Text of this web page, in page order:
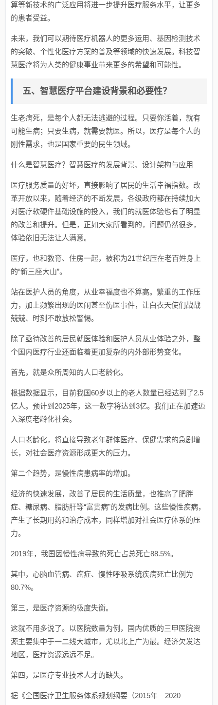
算等新技术的广泛应用将进一步提升医疗服务水平，让更多
的患者受益。
未来，我们可以期待医疗机器人的更多运用、基因检测技术
的突破、个性化医疗方案的普及等领域的快速发展。科技智
慧医疗将为人类的健康事业带来更多的希望和可能性。
五、智慧医疗平台建设背景和必要性？
生老病死，是每个人都无法逃避的过程。只要你活着，就有
可能生病；只要生病，就需要就医。所以，医疗是每个人的
刚性需求，也是国家重要的民生领域。
什么是智慧医疗？智慧医疗的发展背景、设计架构与应用
医疗服务质量的好坏，直接影响了居民的生活幸福指数。改
革开放以来，随着经济的不断发展，各级政府都在持续加大
对医疗软硬件基础设施的投入，我们的就医体验也有了明显
的改善和提升。但是，正如大家所看到的，问题仍然很多，
体验依旧无法让人满意。
医疗，也和教育、住房一起，被称为21世纪压在老百姓身上
的“新三座大山”。
站在医护人员的角度，从业幸福度也不算高。繁重的工作压
力，加上频繁出现的医闹甚至伤医事件，让白衣天使们战战
兢兢、时刻不敢放松警惕。
除了亟待改善的居民就医体验和医护人员从业体验之外，整
个国内医疗行业还面临着更加复杂的内外部形势变化。
首先，就是众所周知的人口老龄化。
根据数据显示，目前我国60岁以上的老人数量已经达到了2.5
亿人。预计到2025年，这一数字将达到3亿。我们正在加速迈
入深度老龄化社会。
人口老龄化，将直接导致老年群体医疗、保健需求的急剧增
长，对社会医疗资源形成更大的压力。
第二个趋势，是慢性病患病率的增加。
经济的快速发展，改善了居民的生活质量，也推高了肥胖
症、糖尿病、脂肪肝等“富贵病”的发病比例。这些慢性疾病，
产生了长期用药和治疗成本，同样增加对社会医疗体系的压
力。
2019年，我国因慢性病导致的死亡占总死亡88.5%。
其中，心脑血管病、癌症、慢性呼吸系统疾病死亡比例为
80.7%。
第三，是医疗资源的极度失衡。
这就不用多说了。以医院数量为例，国内优质的三甲医院资
源主要集中于一二线大城市，尤以北上广为最。经济欠发达
地区，医疗资源远远不足。
第四，是医疗专业技术人才的缺失。
据《全国医疗卫生服务体系规划纲要（2015年—2020